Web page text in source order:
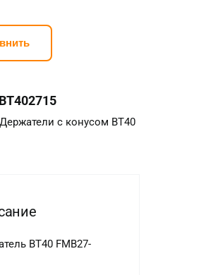
BT402715
Держатели с конусом BT40
BT40 FMB27-